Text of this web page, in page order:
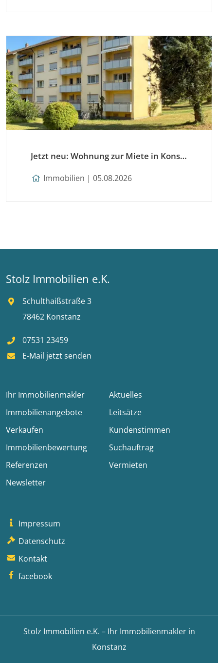
Jetzt neu: Wohnung zur Miete in Konstanz
Immobilien | 05.08.2026
Stolz Immobilien e.K.
Schulthaißstraße 3
78462 Konstanz
07531 23459
E-Mail jetzt senden
Ihr Immobilienmakler
Aktuelles
Immobilienangebote
Leitsätze
Verkaufen
Kundenstimmen
Immobilienbewertung
Suchauftrag
Referenzen
Vermieten
Newsletter
Impressum
Datenschutz
Kontakt
facebook
Stolz Immobilien e.K. – Ihr Immobilienmakler in
Konstanz